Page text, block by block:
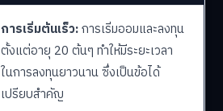
การเริ่มต้นเร็ว:การเริ่มออมและลงทุน
ตั้งแต่อายุ 20 ต้นๆ ทำให้มีระยะเวลา
ในการลงทุนยาวนาน ซึ่งเป็นข้อได้
เปรียบสำคัญ